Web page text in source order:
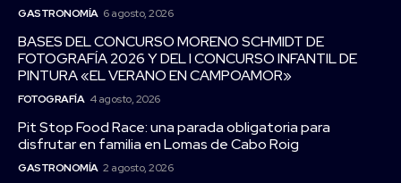
GASTRONOMÍA 6 agosto, 2026
BASES DEL CONCURSO MORENO SCHMIDT DE
FOTOGRAFÍA 2026 Y DEL I CONCURSO INFANTIL DE
PINTURA «EL VERANO EN CAMPOAMOR»
FOTOGRAFÍA 4 agosto, 2026
Pit Stop Food Race: una parada obligatoria para
disfrutar en familia en Lomas de Cabo Roig
GASTRONOMÍA 2 agosto, 2026